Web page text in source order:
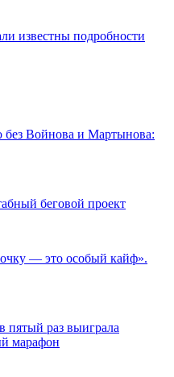
известны подробности
Войнова и Мартынова:
беговой проект
— это особый кайф».
пятый раз выиграла
марафон